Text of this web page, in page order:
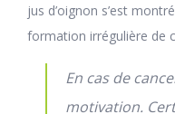
jus d’oignon s’est
formation irrégulière de
En cas de
motivation.